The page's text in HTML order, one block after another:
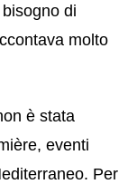
di
molto
è stata
eventi
Per